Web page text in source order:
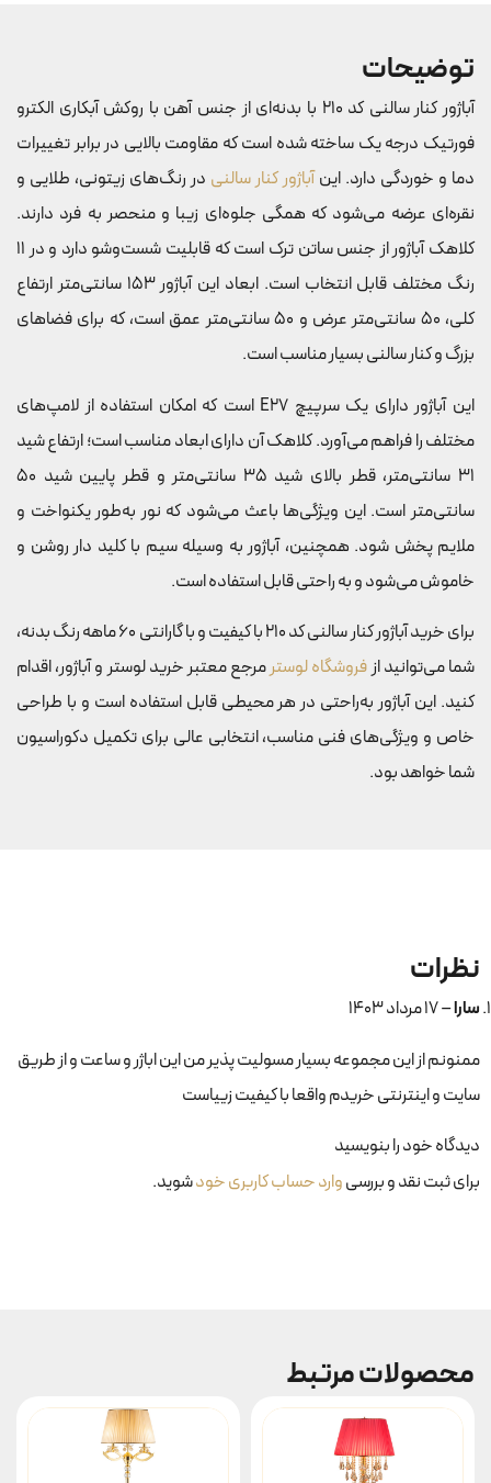
توضیحات
آباژور کنار سالنی کد 210 با بدنه‌ای از جنس آهن با روکش آبکاری الکترو
فورتیک درجه یک ساخته شده است که مقاومت بالایی در برابر تغییرات
دما و خوردگی دارد. اینآباژور کنار سالنی در رنگ‌های زیتونی، طلایی و
نقره‌ای عرضه می‌شود که همگی جلوه‌ای زیبا و منحصر به فرد دارند.
کلاهک آباژور از جنس ساتن ترک است که قابلیت شست‌وشو دارد و در 11
رنگ مختلف قابل انتخاب است. ابعاد این آباژور 153 سانتی‌متر ارتفاع
کلی، 50 سانتی‌متر عرض و 50 سانتی‌متر عمق است، که برای فضاهای
بزرگ و کنار سالنی بسیار مناسب است.
این آباژور دارای یک سرپیچ E27 است که امکان استفاده از لامپ‌های
مختلف را فراهم می‌آورد. کلاهک آن دارای ابعاد مناسب است؛ ارتفاع شید
31 سانتی‌متر، قطر بالای شید 35 سانتی‌متر و قطر پایین شید 50
سانتی‌متر است. این ویژگی‌ها باعث می‌شود که نور به‌طور یکنواخت و
ملایم پخش شود. همچنین، آباژور به وسیله سیم با کلید دار روشن و
خاموش می‌شود و به راحتی قابل استفاده است.
برای خرید آباژور کنار سالنی کد 210 با کیفیت و با گارانتی 60 ماهه رنگ بدنه،
شما می‌توانید ازفروشگاه لوسترمرجع معتبر خرید لوستر و آباژور، اقدام
کنید. این آباژور به‌راحتی در هر محیطی قابل استفاده است و با طراحی
خاص و ویژگی‌های فنی مناسب، انتخابی عالی برای تکمیل دکوراسیون
شما خواهد بود.
نظرات
سارا–۱۷ مرداد ۱۴۰۳
ممنونم از این مجموعه بسیار مسولیت پذیر من این اباژر و ساعت و از طریق
سایت و اینترنتی خریدم واقعا با کیفیت زییاست
دیدگاه خود را بنویسید
برای ثبت نقد و بررسیوارد حساب کاربری خودشوید.
محصولات مرتبط